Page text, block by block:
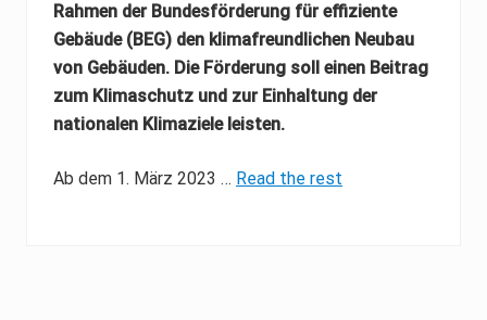
Rahmen der Bundesförderung für effiziente
Gebäude (BEG) den klimafreundlichen Neubau
von Gebäuden. Die Förderung soll einen Beitrag
zum Klimaschutz und zur Einhaltung der
nationalen Klimaziele leisten.
Ab dem 1. März 2023 … Read the rest